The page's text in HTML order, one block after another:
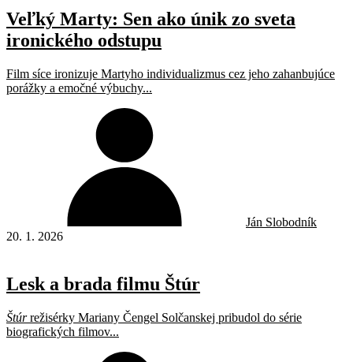
Veľký Marty: Sen ako únik zo sveta
ironického odstupu
Film síce ironizuje Martyho individualizmus cez jeho zahanbujúce
porážky a emočné výbuchy...
Ján Slobodník
20. 1. 2026
Lesk a brada filmu Štúr
Štúrrežisérky Mariany Čengel Solčanskej pribudol do série
biografických filmov...